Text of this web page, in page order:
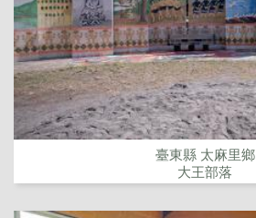
臺東縣 太麻里鄉
大王部落